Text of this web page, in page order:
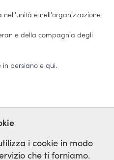
nell'unità e nell'organizzazione
e della compagnia degli
in persiano e qui.
i cookie in modo
che ti forniamo.